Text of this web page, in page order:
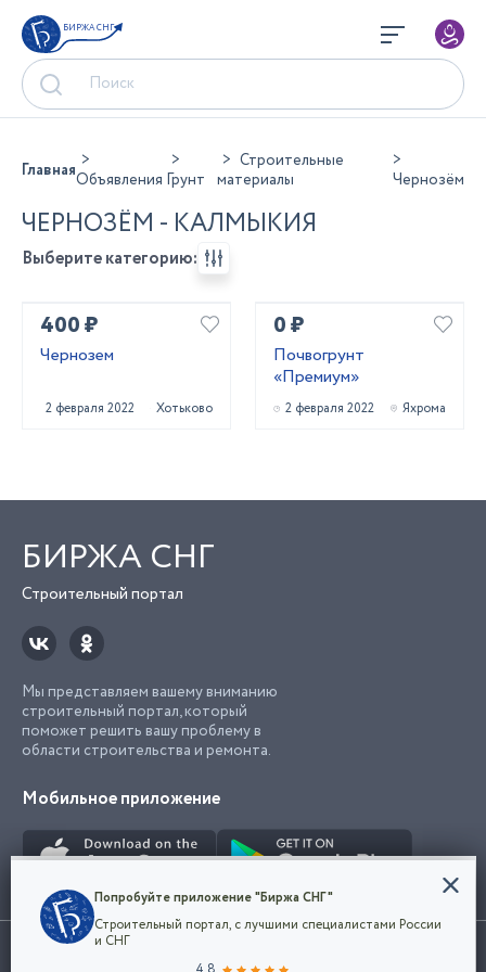
БИРЖА СНГ
ГлавнаяОбъявления Грунт
Строительные
материалы
Чернозём
ЧЕРНОЗЁМ - КАЛМЫКИЯ
Выберите категорию:
400 ₽
Чернозем
2 февраля 2022 Хотьково
0 ₽
Почвогрунт
«Премиум»
2 февраля 2022 Яхрома
БИРЖА СНГ
Строительный портал
Мы представляем вашему вниманию
строительный портал, который
поможет решить вашу проблему в
области строительства и ремонта.
Мобильное приложение
Использование сайта, в том числе подача объявлений, означает
Конфиденциальность
Мы используем файлы cookie, чтобы сделать
наш сайт удобным для каждого
Попробуйте приложение "Биржа СНГ"
Строительный портал, с лучшими специалистами России
и СНГ